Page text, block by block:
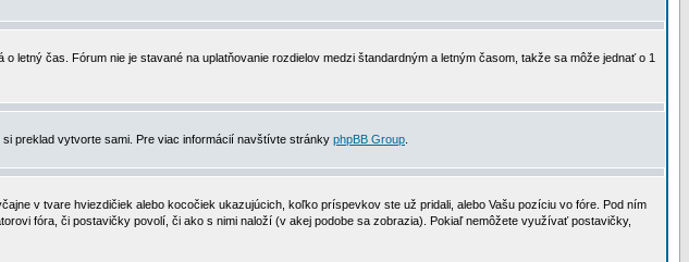
čas. Fórum nie je stavané na uplatňovanie rozdielov medzi štandardným a letným časom, takže sa môže jednať o 1
preklad vytvorte sami. Pre viac informácií navštívte stránky phpBB Group
v tvare hviezdičiek alebo kocočiek ukazujúcich, koľko príspevkov ste už pridali, alebo Vašu pozíciu vo fóre. Pod ním
fóra, či postavičky povolí, či ako s nimi naloží (v akej podobe sa zobrazia). Pokiaľ nemôžete využívať postavičky,